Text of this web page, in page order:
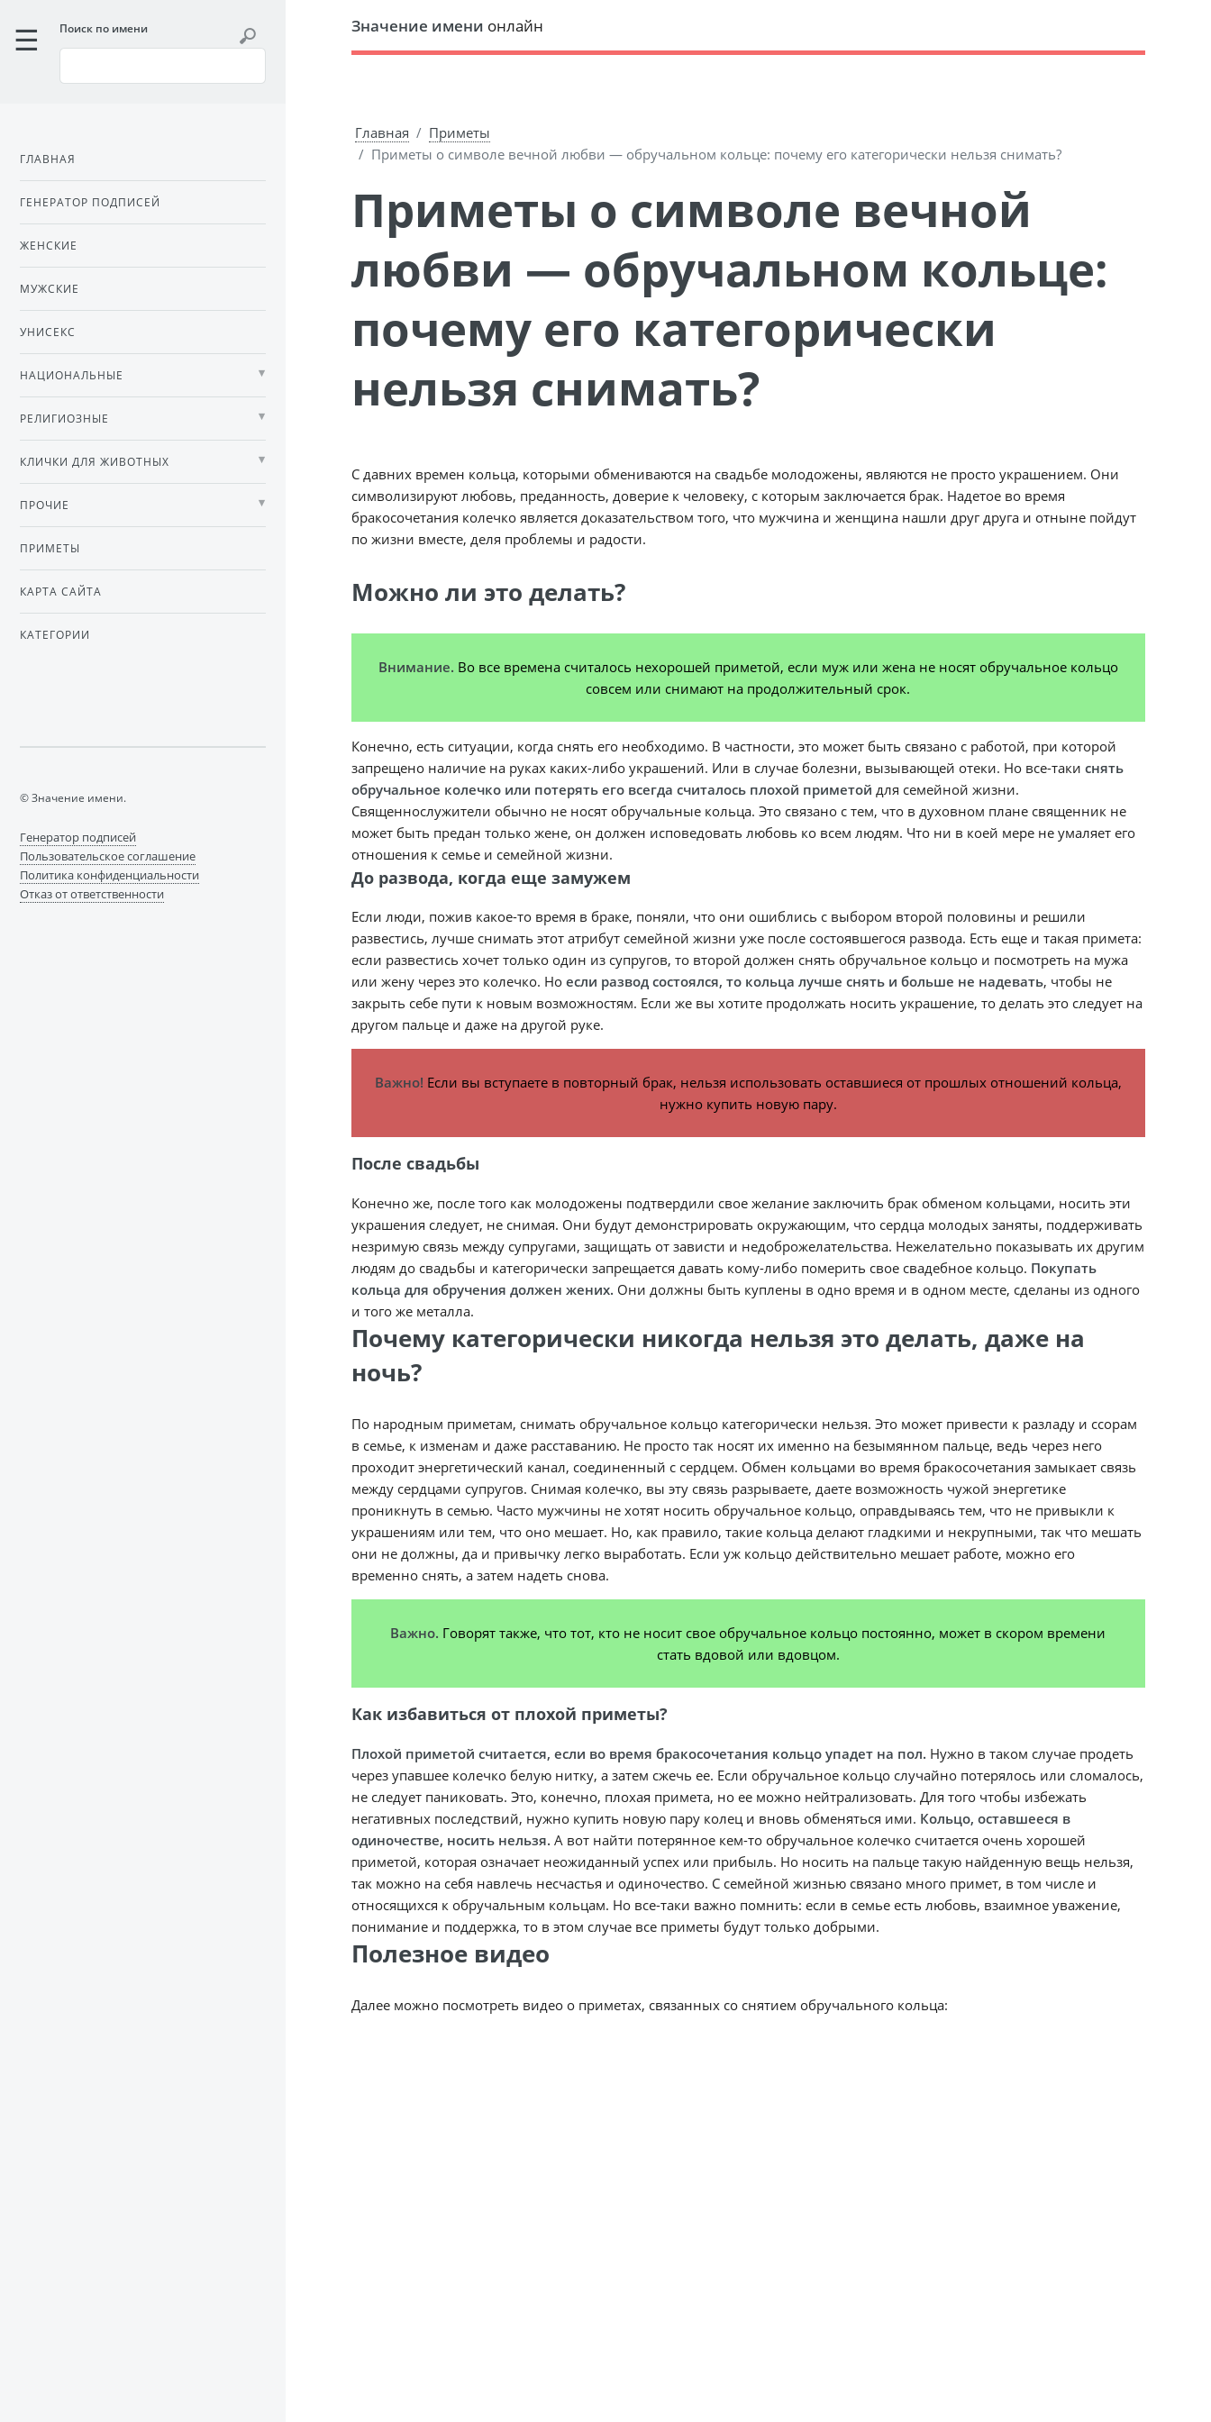
Значение имени онлайн
Главная
Приметы
Приметы о символе вечной любви — обручальном кольце: почему его категорически нельзя снимать?
Приметы о символе вечной
любви — обручальном кольце:
почему его категорически
нельзя снимать?
С давних времен кольца, которыми обмениваются на свадьбе молодожены, являются не просто украшением. Они
символизируют любовь, преданность, доверие к человеку, с которым заключается брак. Надетое во время
бракосочетания колечко является доказательством того, что мужчина и женщина нашли друг друга и отныне пойдут
по жизни вместе, деля проблемы и радости.
Можно ли это делать?
Внимание. Во все времена считалось нехорошей приметой, если муж или жена не носят обручальное кольцо
совсем или снимают на продолжительный срок.
Конечно, есть ситуации, когда снять его необходимо. В частности, это может быть связано с работой, при которой
запрещено наличие на руках каких-либо украшений. Или в случае болезни, вызывающей отеки. Но все-такиснять
обручальное колечко или потерять его всегда считалось плохой приметой для семейной жизни.
Священнослужители обычно не носят обручальные кольца. Это связано с тем, что в духовном плане священник не
может быть предан только жене, он должен исповедовать любовь ко всем людям. Что ни в коей мере не умаляет его
отношения к семье и семейной жизни.
До развода, когда еще замужем
Если люди, пожив какое-то время в браке, поняли, что они ошиблись с выбором второй половины и решили
развестись, лучше снимать этот атрибут семейной жизни уже после состоявшегося развода. Есть еще и такая примета:
если развестись хочет только один из супругов, то второй должен снять обручальное кольцо и посмотреть на мужа
или жену через это колечко. Ноесли развод состоялся, то кольца лучше снять и больше не надевать, чтобы не
закрыть себе пути к новым возможностям. Если же вы хотите продолжать носить украшение, то делать это следует на
другом пальце и даже на другой руке.
Важно! Если вы вступаете в повторный брак, нельзя использовать оставшиеся от прошлых отношений кольца,
нужно купить новую пару.
После свадьбы
Конечно же, после того как молодожены подтвердили свое желание заключить брак обменом кольцами, носить эти
украшения следует, не снимая. Они будут демонстрировать окружающим, что сердца молодых заняты, поддерживать
незримую связь между супругами, защищать от зависти и недоброжелательства. Нежелательно показывать их другим
людям до свадьбы и категорически запрещается давать кому-либо померить свое свадебное кольцо. Покупать
кольца для обручения должен жених. Они должны быть куплены в одно время и в одном месте, сделаны из одного
и того же металла.
Почему категорически никогда нельзя это делать, даже на
ночь?
По народным приметам, снимать обручальное кольцо категорически нельзя. Это может привести к разладу и ссорам
в семье, к изменам и даже расставанию. Не просто так носят их именно на безымянном пальце, ведь через него
проходит энергетический канал, соединенный с сердцем. Обмен кольцами во время бракосочетания замыкает связь
между сердцами супругов. Снимая колечко, вы эту связь разрываете, даете возможность чужой энергетике
проникнуть в семью. Часто мужчины не хотят носить обручальное кольцо, оправдываясь тем, что не привыкли к
украшениям или тем, что оно мешает. Но, как правило, такие кольца делают гладкими и некрупными, так что мешать
они не должны, да и привычку легко выработать. Если уж кольцо действительно мешает работе, можно его
временно снять, а затем надеть снова.
Важно. Говорят также, что тот, кто не носит свое обручальное кольцо постоянно, может в скором времени
стать вдовой или вдовцом.
Как избавиться от плохой приметы?
Плохой приметой считается, если во время бракосочетания кольцо упадет на пол. Нужно в таком случае продеть
через упавшее колечко белую нитку, а затем сжечь ее. Если обручальное кольцо случайно потерялось или сломалось,
не следует паниковать. Это, конечно, плохая примета, но ее можно нейтрализовать. Для того чтобы избежать
негативных последствий, нужно купить новую пару колец и вновь обменяться ими. Кольцо, оставшееся в
одиночестве, носить нельзя.А вот найти потерянное кем-то обручальное колечко считается очень хорошей
приметой, которая означает неожиданный успех или прибыль. Но носить на пальце такую найденную вещь нельзя,
так можно на себя навлечь несчастья и одиночество. С семейной жизнью связано много примет, в том числе и
относящихся к обручальным кольцам. Но все-таки важно помнить: если в семье есть любовь, взаимное уважение,
понимание и поддержка, то в этом случае все приметы будут только добрыми.
Полезное видео
Далее можно посмотреть видео о приметах, связанных со снятием обручального кольца:
Поиск по имени
ГЛАВНАЯ
ГЕНЕРАТОР ПОДПИСЕЙ
ЖЕНСКИЕ
МУЖСКИЕ
УНИСЕКС
НАЦИОНАЛЬНЫЕ
РЕЛИГИОЗНЫЕ
КЛИЧКИ ДЛЯ ЖИВОТНЫХ
ПРОЧИЕ
ПРИМЕТЫ
КАРТА САЙТА
КАТЕГОРИИ
© Значение имени.
Генератор подписей
Пользовательское соглашение
Политика конфиденциальности
Отказ от ответственности